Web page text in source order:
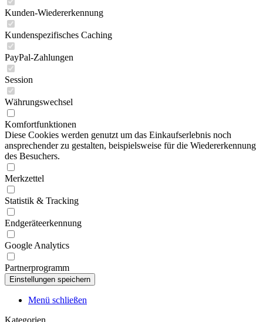
Kunden-Wiedererkennung
Kundenspezifisches Caching
PayPal-Zahlungen
Session
Währungswechsel
Komfortfunktionen
Diese Cookies werden genutzt um das Einkaufserlebnis noch
ansprechender zu gestalten, beispielsweise für die Wiedererkennung
des Besuchers.
Merkzettel
Statistik & Tracking
Endgeräteerkennung
Google Analytics
Partnerprogramm
Menü schließen
Kategorien